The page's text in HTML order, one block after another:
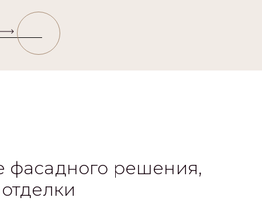
фасадного решения,